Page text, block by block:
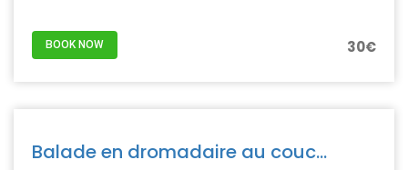
BOOK NOW 30€
Balade en dromadaire au couc...